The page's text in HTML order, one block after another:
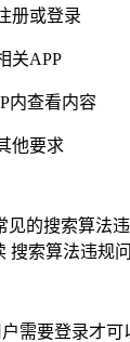
或登录
关APP
查看内容
他要求
要登录才可